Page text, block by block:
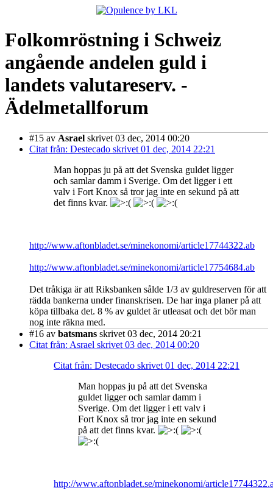
Folkomröstning i Schweiz
angående andelen guld i
landets valutareserv. -
Ädelmetallforum
#15 av Asrael skrivet 03 dec, 2014 00:20
Citat från: Destecado skrivet 01 dec, 2014 22:21
Man hoppas ju på att det Svenska guldet ligger
och samlar damm i Sverige. Om det ligger i ett
valv i Fort Knox så tror jag inte en sekund på att
det finns kvar.
http://www.aftonbladet.se/minekonomi/article17744322.ab
http://www.aftonbladet.se/minekonomi/article17754684.ab
Det tråkiga är att Riksbanken sålde 1/3 av guldreserven för att
rädda bankerna under finanskrisen. De har inga planer på att
köpa tillbaka det. 8 % av guldet är utleasat och det bör man
nog inte räkna med.
#16 av batsmans skrivet 03 dec, 2014 20:21
Citat från: Asrael skrivet 03 dec, 2014 00:20
Citat från: Destecado skrivet 01 dec, 2014 22:21
Man hoppas ju på att det Svenska
guldet ligger och samlar damm i
Sverige. Om det ligger i ett valv i
Fort Knox så tror jag inte en sekund
på att det finns kvar.
http://www.aftonbladet.se/minekonomi/